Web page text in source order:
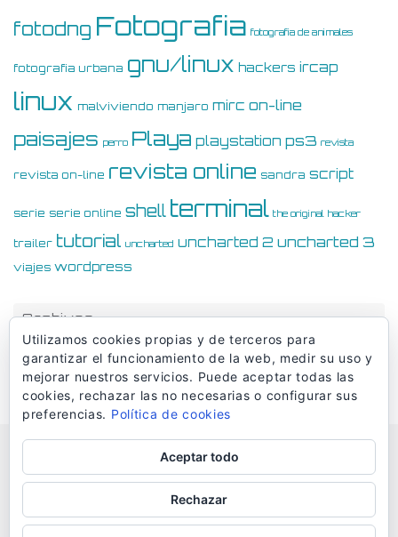
fotodng Fotografia fotografia de animales
fotografia urbana gnu/linux hackers ircap
linux malviviendo manjaro mirc on-line
paisajes perro Playa playstation ps3 revista
revista on-line revista online sandra script
serie serie online shell terminal the original hacker
trailer tutorial uncharted uncharted 2 uncharted 3
viajes wordpress
Archivos
Archivos
© Dmaciasblog 2006-2026
Utilizamos cookies propias y de terceros para
garantizar el funcionamiento de la web, medir su uso y
mejorar nuestros servicios. Puede aceptar todas las
cookies, rechazar las no necesarias o configurar sus
preferencias. Política de cookies
Aceptar todo
Rechazar